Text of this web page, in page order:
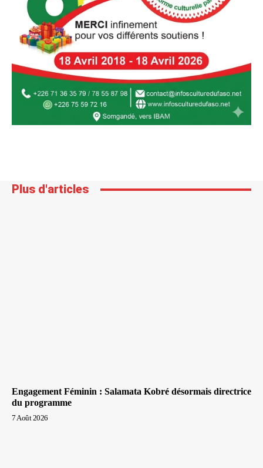
Plus d'articles
Engagement Féminin : Salamata Kobré désormais directrice
du programme
7 Août 2026